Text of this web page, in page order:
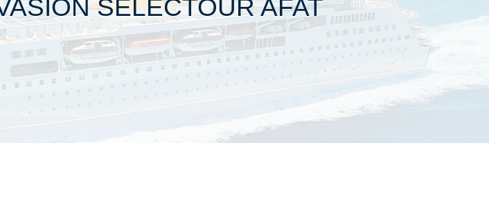
SELECTOUR AFAT